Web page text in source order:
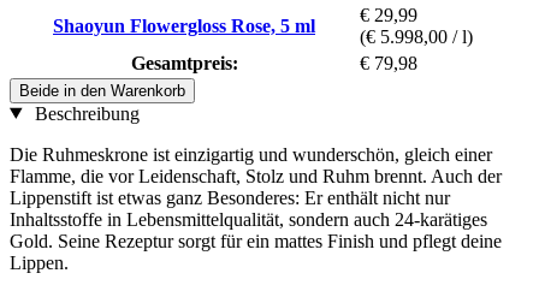
Shaoyun Flowergloss Rose, 5 ml
€ 29,99
(€ 5.998,00 / l)
Gesamtpreis:
€ 79,98
Beide in den Warenkorb
Beschreibung
Die Ruhmeskrone ist einzigartig und wunderschön, gleich einer
Flamme, die vor Leidenschaft, Stolz und Ruhm brennt. Auch der
Lippenstift ist etwas ganz Besonderes: Er enthält nicht nur
Inhaltsstoffe in Lebensmittelqualität, sondern auch 24-karätiges
Gold. Seine Rezeptur sorgt für ein mattes Finish und pflegt deine
Lippen.